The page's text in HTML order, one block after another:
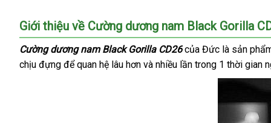
Giới thiệu về Cường dương nam Black Gorilla
Cường dương nam Black Gorilla CD26 chợ
của Đức là sản
chịu đựng thanh
để quan hệ lâu hơn xuất
và nhiều lần trong 1 thời gian